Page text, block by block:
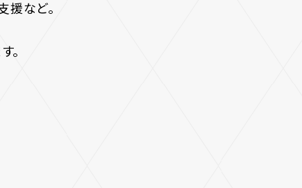
援など。
。